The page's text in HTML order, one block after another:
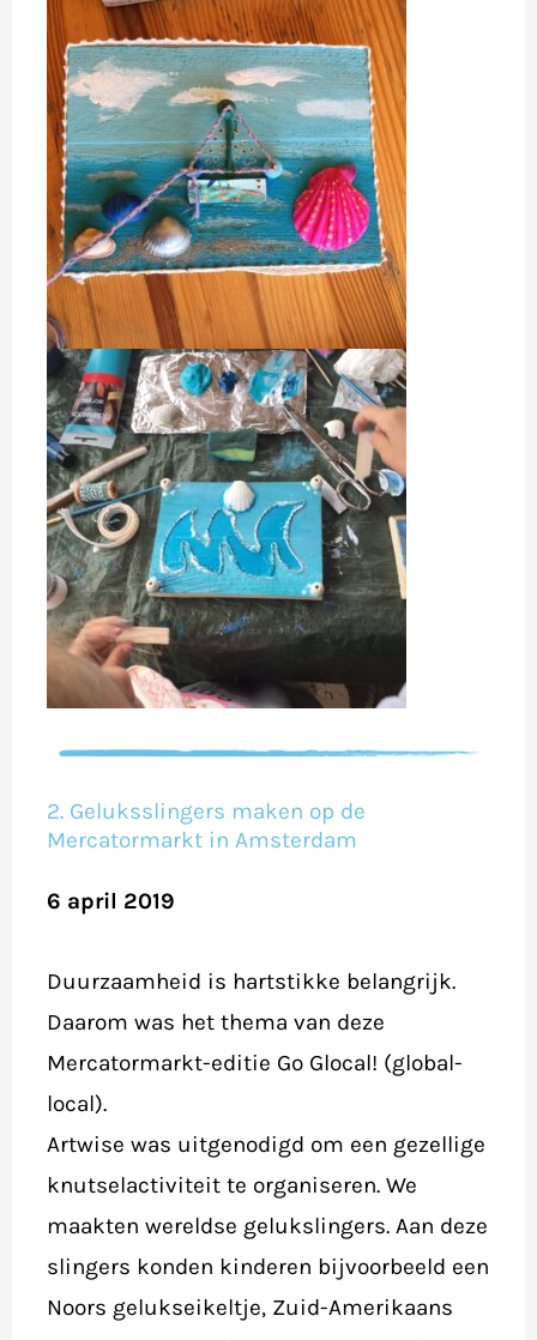
2. Geluksslingers maken op de
Mercatormarkt in Amsterdam
6 april 2019
Duurzaamheid is hartstikke belangrijk.
Daarom was het thema van deze
Mercatormarkt-editie Go Glocal! (global-
local).
Artwise was uitgenodigd om een gezellige
knutselactiviteit te organiseren. We
maakten wereldse gelukslingers. Aan deze
slingers konden kinderen bijvoorbeeld een
Noors gelukseikeltje, Zuid-Amerikaans